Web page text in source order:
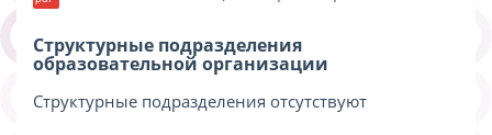
Структурные подразделения
образовательной организации
Структурные подразделения отсутствуют